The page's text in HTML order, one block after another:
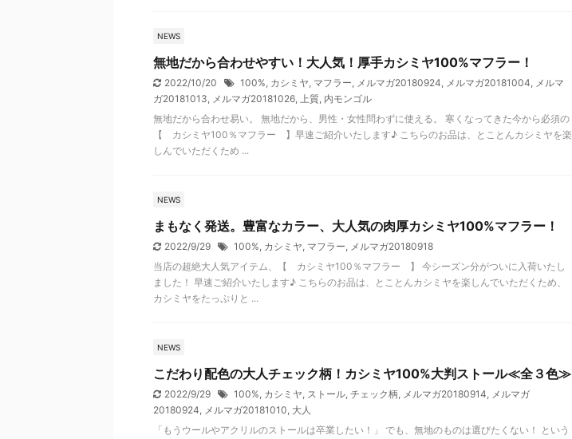
NEWS
無地だから合わせやすい！大人気！厚手カシミヤ100%マフラー！
2022/10/20 100%, カシミヤ, マフラー, メルマガ20180924, メルマガ20181004, メルマ
ガ20181013, メルマガ20181026, 上質, 内モンゴル
無地だから合わせ易い。 無地だから、男性・女性問わずに使える。 寒くなってきた今から必須の
【 カシミヤ100％マフラー 】早速ご紹介いたします♪ こちらのお品は、とことんカシミヤを楽
しんでいただくため ...
NEWS
まもなく発送。豊富なカラー、大人気の肉厚カシミヤ100%マフラー！
2022/9/29 100%, カシミヤ, マフラー, メルマガ20180918
当店の超絶大人気アイテム、【 カシミヤ100％マフラー 】 今シーズン分がついに入荷いたし
ました！ 早速ご紹介いたします♪ こちらのお品は、とことんカシミヤを楽しんでいただくため、
カシミヤをたっぷりと ...
NEWS
こだわり配色の大人チェック柄！カシミヤ100%大判ストール≪全３色≫
2022/9/29 100%, カシミヤ, ストール, チェック柄, メルマガ20180914, メルマガ
20180924, メルマガ20181010, 大人
「もうウールやアクリルのストールは卒業したい！」 でも、無地のものは選びたくない！ という